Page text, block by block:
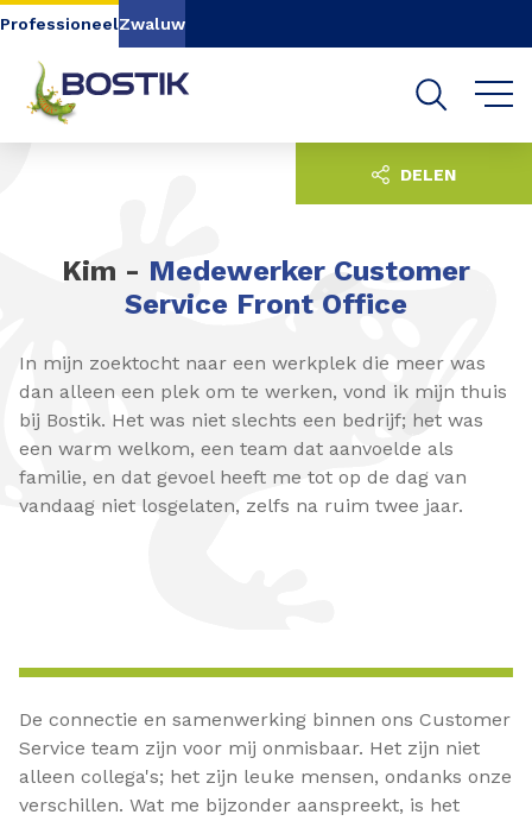
Go to content Go to navigation
ProfessioneelZwaluw
Kim - Medewerker Customer
Service Front Office
In mijn zoektocht naar een werkplek die meer was
dan alleen een plek om te werken, vond ik mijn thuis
bij Bostik. Het was niet slechts een bedrijf; het was
een warm welkom, een team dat aanvoelde als
familie, en dat gevoel heeft me tot op de dag van
vandaag niet losgelaten, zelfs na ruim twee jaar.
DELEN
De connectie en samenwerking binnen ons Customer
Service team zijn voor mij onmisbaar. Het zijn niet
alleen collega's; het zijn leuke mensen, ondanks onze
verschillen. Wat me bijzonder aanspreekt, is het